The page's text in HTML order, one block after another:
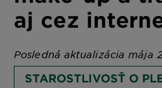
aj cez
Posledná aktualizácia mája
STAROSTLIVOSŤ O